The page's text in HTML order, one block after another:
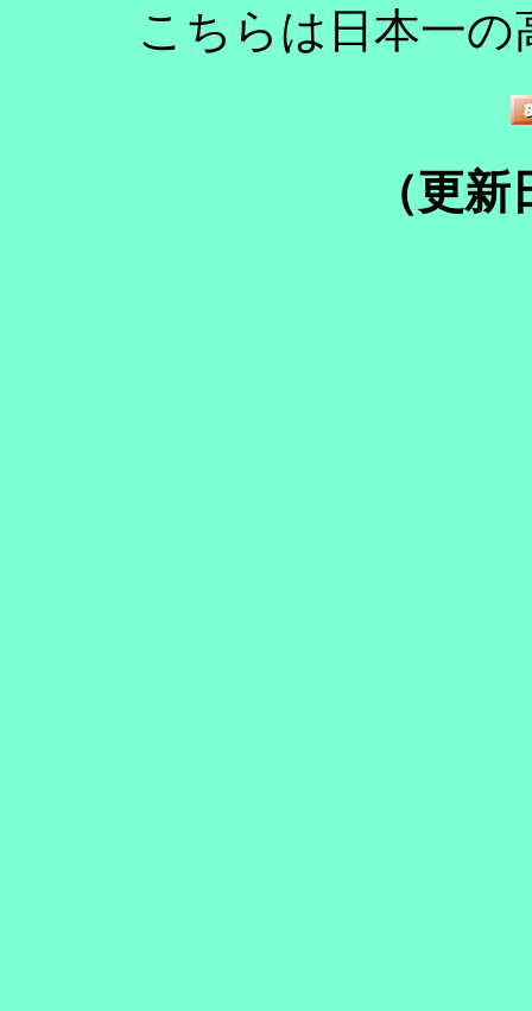
こちらは日本一
（更